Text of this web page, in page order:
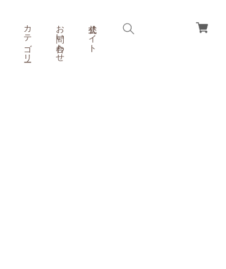
カテゴリー お問い合わせ 公式サイト